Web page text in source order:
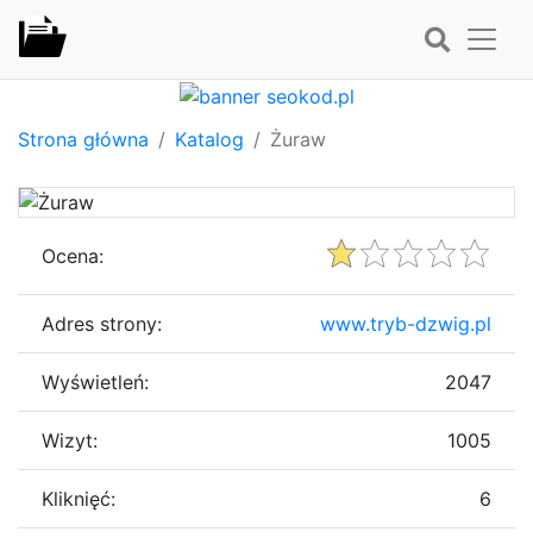
Strona główna Katalog Żuraw
Ocena:
Adres strony: www.tryb-dzwig.pl
Wyświetleń: 2047
Wizyt: 1005
Kliknięć: 6